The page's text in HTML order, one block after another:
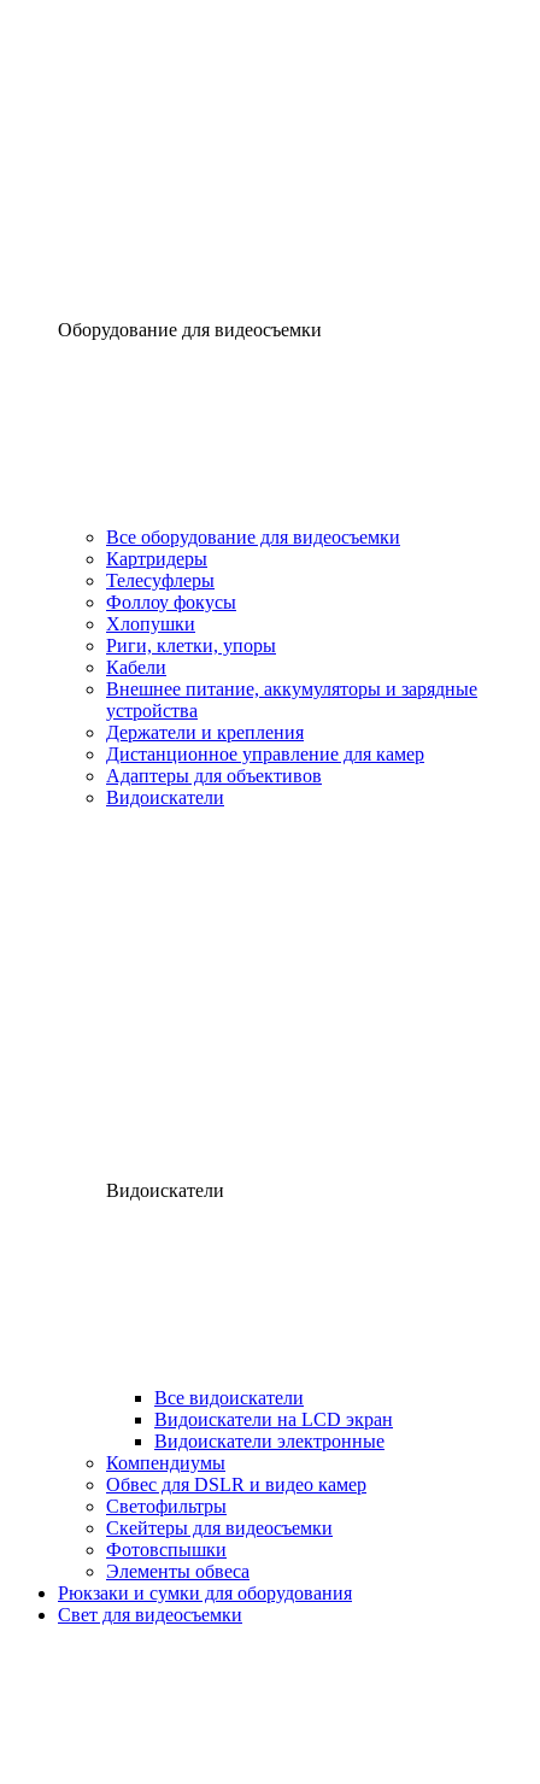
Оборудование для видеосъемки
Все оборудование для видеосъемки
Картридеры
Телесуфлеры
Фоллоу фокусы
Хлопушки
Риги, клетки, упоры
Кабели
Внешнее питание, аккумуляторы и зарядные
устройства
Держатели и крепления
Дистанционное управление для камер
Адаптеры для объективов
Видоискатели
Видоискатели
Все видоискатели
Видоискатели на LCD экран
Видоискатели электронные
Компендиумы
Обвес для DSLR и видео камер
Светофильтры
Скейтеры для видеосъемки
Фотовспышки
Элементы обвеса
Рюкзаки и сумки для оборудования
Свет для видеосъемки